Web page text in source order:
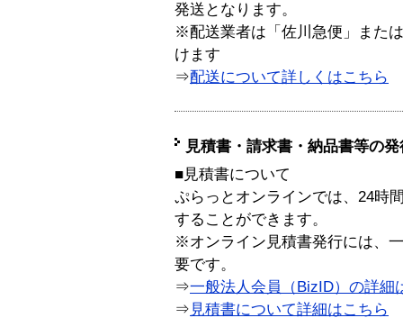
発送となります。
※配送業者は「佐川急便」また
けます
⇒配送について詳しくはこちら
見積書・請求書・納品書等の
■見積書について
ぷらっとオンラインでは、24時
することができます。
※オンライン見積書発行には、
要です。
⇒一般法人会員（BizID）の詳細
⇒ 見積書について詳細はこちら